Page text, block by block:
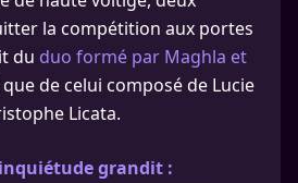
la compétition aux portes
du duo formé par Maghla et
de celui composé de Lucie
Licata.
grandit :